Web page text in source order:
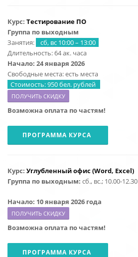
Курс: Тестирование ПО
Группа по выходным
Занятия:
сб, вс 10:00 – 13:00
Длительность: 64 ак. часа
Начало: 24 января 2026
Свободные места: есть места
Стоимость: 950 бел. рублей
ПОЛУЧИТЬ СКИДКУ
Возможна оплата по частям!
ПРОГРАММА КУРСА
Курс: Углубленный офис (Word, Excel)
Группа по выходным: сб., вс.; 10.00-12.30
Начало: 10 января 2026 года
ПОЛУЧИТЬ СКИДКУ
Возможна оплата по частям!
ПРОГРАММА КУРСА